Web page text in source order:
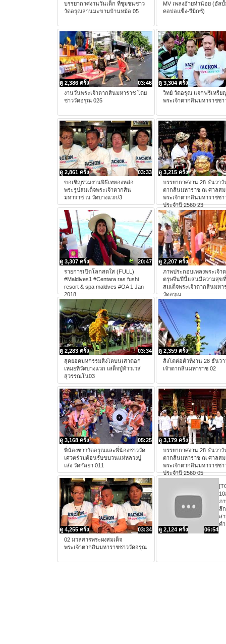
บรรยากาศงานวันเด็ก ที่ชุมชนชาว
วัดอรุณลานมะขามบ้านหม้อ 05
MV เพลงอ้ายหำน้อย (อัลบั้
คอบ่อแข็ง-รีมิกซ์)
03:46
ดู 2,386 ครั้ง
งานวันพระเจ้าตากสินมหาราช โดย
ชาววัดอรุณ 025
ดู 3,304 ครั้ง
วิทย์ วัดอรุณ แจกฟรีเหรีย
พระเจ้าตากสินมหาราชช
03:33
ดู 2,861 ครั้ง
ขอเชิญร่วมงานพิธีเททองหล่อ
พระรูปสมเด็จพระเจ้าตากสิน
มหาราช ณ วัดบางแวก/3
ดู 3,215 ครั้ง
บรรยากาศงาน 28 ธันวาวั
ตากสินมหาราช ณ ศาลสม
พระเจ้าตากสินมหาราชช
ประจำปี 2560 23
20:47
ดู 3,307 ครั้ง
รายการเปิดโลกสดใส (FULL)
#Maldives1 #Centara ras fushi
resort & spa maldves #OA 1 Jan
2018
ดู 2,207 ครั้ง
ภาพประกอบเพลงพระเจ้า
ตรุษจีนปีนี้แสนมีความสุข
สมเด็จพระเจ้าตากสินมหา
วัดอรุณ
03:34
ดู 2,283 ครั้ง
สุดยอดมหกรรมสิงโตบนเสาดอก
เหมยที่วัดบางแวก เสด็จปู่ท้าวเวส
สุวรรณโน03
ดู 2,359 ครั้ง
สิงโตต่อตัวที่งาน 28 ธันว
เจ้าตากสินมหาราช 02
05:25
ดู 3,168 ครั้ง
พี่น้องชาววัดอรุณและพี่น้องชาววัด
เศวตร่วมต้อนรับขบวนแห่หลวงปู่
เส่ง วัดกัลยา 011
ดู 3,179 ครั้ง
บรรยากาศงาน 28 ธันวาวั
ตากสินมหาราช ณ ศาลสม
พระเจ้าตากสินมหาราชช
ประจำปี 2560 05
03:34
ดู 4,255 ครั้ง
02 มวลสารพระผงสมเด็จ
พระเจ้าตากสินมหาราชชาววัดอรุณ
06:54
ดู 2,124 ครั้ง
ภ
ลึ
ส
ค